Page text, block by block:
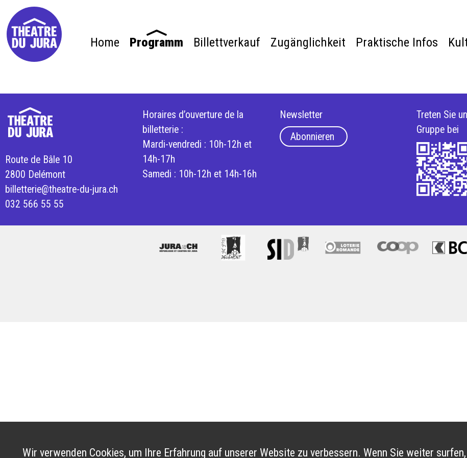
Home Programm Billettverkauf Zugänglichkeit Praktische Infos
Route de Bâle 10
2800 Delémont
billetterie@theatre-du-jura.ch
032 566 55 55
Horaires d’ouverture de la
billetterie :
Mardi-vendredi : 10h-12h et
14h-17h
Samedi : 10h-12h et 14h-16h
Newsletter
Abonnieren
Treten Sie
Gruppe bei
Wir verwenden Cookies, um Ihre Erfahrung auf unserer Website zu verbessern. Wenn Sie weiter